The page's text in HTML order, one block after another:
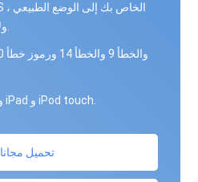
ولا تفقد البيانات على الإطلاق.
قم بإلغاء تجميد iPhone و iPad و iPod touch.
تحميل مجانا